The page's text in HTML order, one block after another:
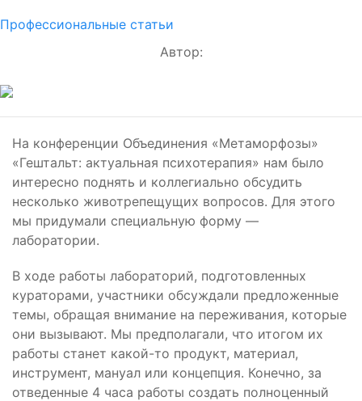
Профессиональные статьи
Автор:
На конференции Объединения «Метаморфозы»
«Гештальт: актуальная психотерапия» нам было
интересно поднять и коллегиально обсудить
несколько животрепещущих вопросов. Для этого
мы придумали специальную форму —
лаборатории.
В ходе работы лабораторий, подготовленных
кураторами, участники обсуждали предложенные
темы, обращая внимание на переживания, которые
они вызывают. Мы предполагали, что итогом их
работы станет какой-то продукт, материал,
инструмент, мануал или концепция. Конечно, за
отведенные 4 часа работы создать полноценный